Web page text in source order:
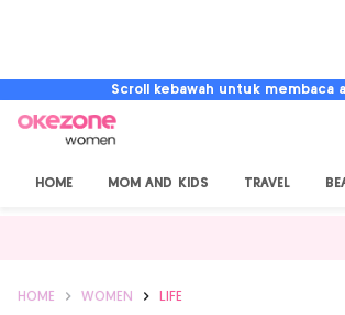
Scroll kebawah untuk membaca
HOME MOM AND KIDS TRAVEL
HOME WOMEN LIFE